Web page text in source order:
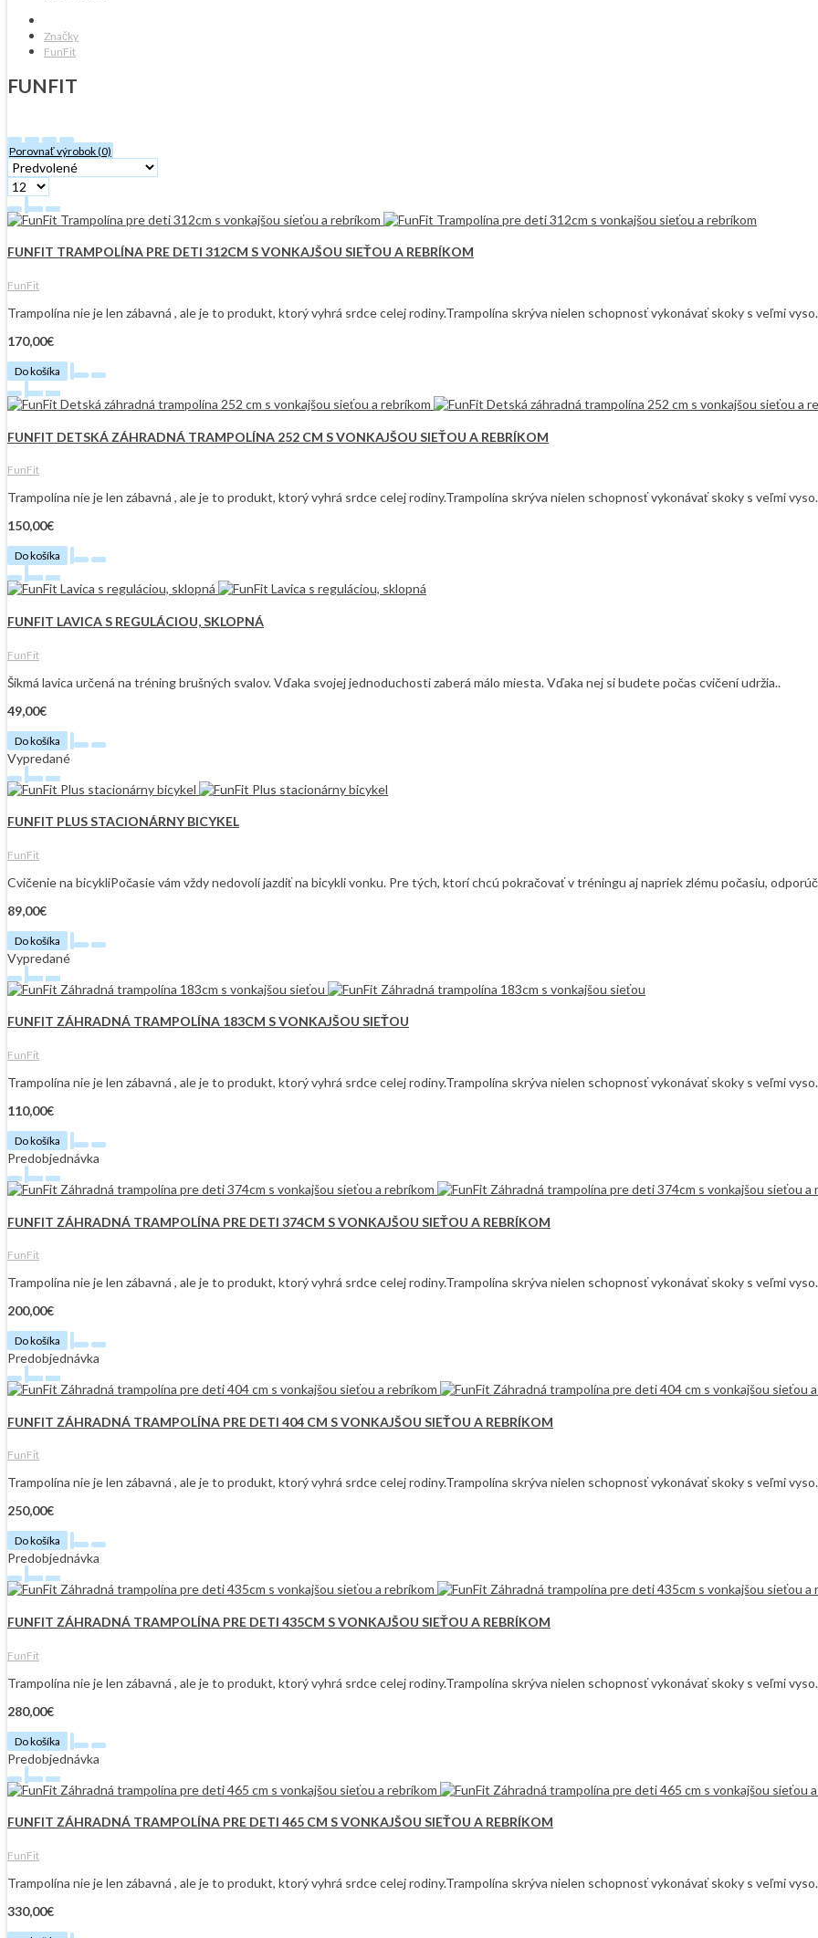
Značky
FunFit
FUNFIT
Porovnať výrobok (0)
FUNFIT TRAMPOLÍNA PRE DETI 312CM S VONKAJŠOU SIEŤOU A REBRÍKOM
FunFit
Trampolína nie je len zábavná , ale je to produkt, ktorý vyhrá srdce celej rodiny.Trampolína skrýva nielen schopnosť vykonávať skoky s veľmi
170,00€
Do košíka
FUNFIT DETSKÁ ZÁHRADNÁ TRAMPOLÍNA 252 CM S VONKAJŠOU SIEŤOU A REBRÍKOM
FunFit
Trampolína nie je len zábavná , ale je to produkt, ktorý vyhrá srdce celej rodiny.Trampolína skrýva nielen schopnosť vykonávať skoky s veľmi
150,00€
Do košíka
FUNFIT LAVICA S REGULÁCIOU, SKLOPNÁ
FunFit
Šikmá lavica určená na tréning brušných svalov. Vďaka svojej jednoduchosti zaberá málo miesta. Vďaka nej si budete počas cvičení udržia..
49,00€
Do košíka
Vypredané
FUNFIT PLUS STACIONÁRNY BICYKEL
FunFit
Cvičenie na bicykliPočasie vám vždy nedovolí jazdiť na bicykli vonku. Pre tých, ktorí chcú pokračovať v tréningu aj napriek zlému počasiu,
89,00€
Do košíka
Vypredané
FUNFIT ZÁHRADNÁ TRAMPOLÍNA 183CM S VONKAJŠOU SIEŤOU
FunFit
Trampolína nie je len zábavná , ale je to produkt, ktorý vyhrá srdce celej rodiny.Trampolína skrýva nielen schopnosť vykonávať skoky s veľmi
110,00€
Do košíka
Predobjednávka
FUNFIT ZÁHRADNÁ TRAMPOLÍNA PRE DETI 374CM S VONKAJŠOU SIEŤOU A REBRÍKOM
FunFit
Trampolína nie je len zábavná , ale je to produkt, ktorý vyhrá srdce celej rodiny.Trampolína skrýva nielen schopnosť vykonávať skoky s veľmi
200,00€
Do košíka
Predobjednávka
FUNFIT ZÁHRADNÁ TRAMPOLÍNA PRE DETI 404 CM S VONKAJŠOU SIEŤOU A REBRÍKOM
FunFit
Trampolína nie je len zábavná , ale je to produkt, ktorý vyhrá srdce celej rodiny.Trampolína skrýva nielen schopnosť vykonávať skoky s veľmi
250,00€
Do košíka
Predobjednávka
FUNFIT ZÁHRADNÁ TRAMPOLÍNA PRE DETI 435CM S VONKAJŠOU SIEŤOU A REBRÍKOM
FunFit
Trampolína nie je len zábavná , ale je to produkt, ktorý vyhrá srdce celej rodiny.Trampolína skrýva nielen schopnosť vykonávať skoky s veľmi
280,00€
Do košíka
Predobjednávka
FUNFIT ZÁHRADNÁ TRAMPOLÍNA PRE DETI 465 CM S VONKAJŠOU SIEŤOU A REBRÍKOM
FunFit
Trampolína nie je len zábavná , ale je to produkt, ktorý vyhrá srdce celej rodiny.Trampolína skrýva nielen schopnosť vykonávať skoky s veľmi
330,00€